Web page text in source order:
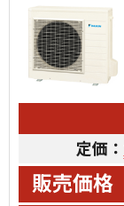
定価：
販売価格